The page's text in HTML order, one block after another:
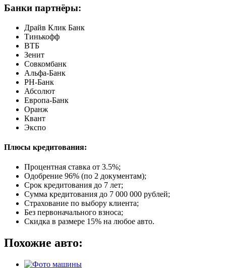
Банки партнёры:
Драйв Клик Банк
Тинькофф
ВТБ
Зенит
Совкомбанк
Альфа-Банк
РН-Банк
Абсолют
Европа-Банк
Оранж
Квант
Экспо
Плюсы кредитования:
Процентная ставка от 3.5%;
Одобрение 96% (по 2 документам);
Срок кредитования до 7 лет;
Сумма кредитования до 7 000 000 рублей;
Страхование по выбору клиента;
Без первоначального взноса;
Скидка в размере 15% на любое авто.
Похожие авто: